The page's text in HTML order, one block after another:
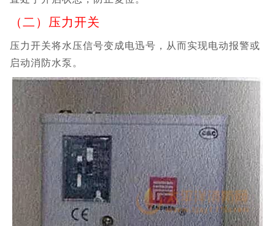
（二）压力开关
压力开关将水压信号变成电迅号，从而实现电动报警或
启动消防水泵。